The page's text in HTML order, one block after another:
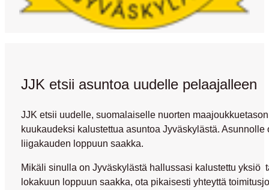
JJK etsii asuntoa uudelle pelaajalleen
JJK etsii uudelle, suomalaiselle nuorten
kuukaudeksi kalustettua asuntoa Jyväskylästä.
liigakauden loppuun saakka.
Mikäli sinulla on Jyväskylästä hallussasi kalustettu yksiö
lokakuun loppuun saakka, ota pikaisesti yhteyttä